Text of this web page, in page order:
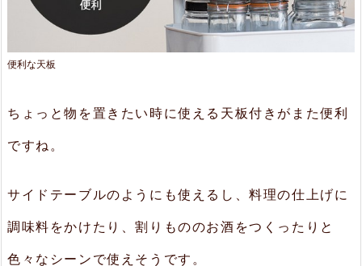
便利な天板
ちょっと物を置きたい時に使える天板付きがまた便利
ですね。
サイドテーブルのようにも使えるし、料理の仕上げに
調味料をかけたり、割りもののお酒をつくったりと
色々なシーンで使えそうです。